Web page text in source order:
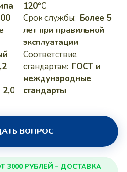
2,0
120°C
Срок службы: Более 5
лет при правильной
эксплуатации
Соответствие
стандартам: ГОСТ и
международные
стандарты
ВОПРОС
3000 РУБЛЕЙ – ДОСТАВКА